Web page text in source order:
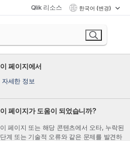
Qlik 리소스 한국어 (변경)
이 페이지에서
자세한 정보
이 페이지가 도움이 되었습니까?
이 페이지 또는 해당 콘텐츠에서 오타, 누락된
단계 또는 기술적 오류와 같은 문제를 발견하